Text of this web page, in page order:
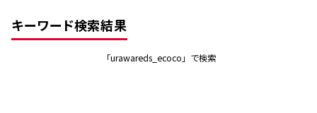
キーワード検索結果
「urawareds_ecoco」で検索